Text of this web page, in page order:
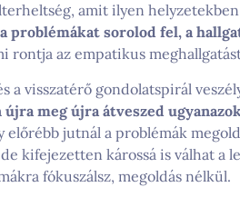
amit ilyen
problémákat sorolod fel, a
rontja az empatikus
a visszatérő gondolatspirál
újra meg újra átveszed
jutnál a problémák
kifejezetten károssá is válhat a
fókuszálsz, megoldás nélkül.